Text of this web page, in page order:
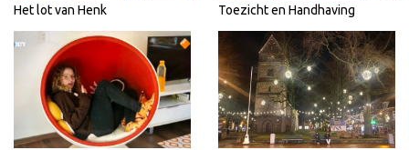
Het lot van Henk Toezicht en Handhaving